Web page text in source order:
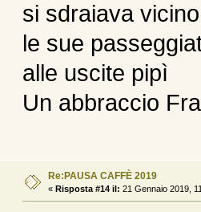
si sdraiava
le sue
alle uscite pipì
Un abbraccio
Re:PAUSA CAFFÈ 2019
« Risposta #14 il: 21 Gennaio 2019,